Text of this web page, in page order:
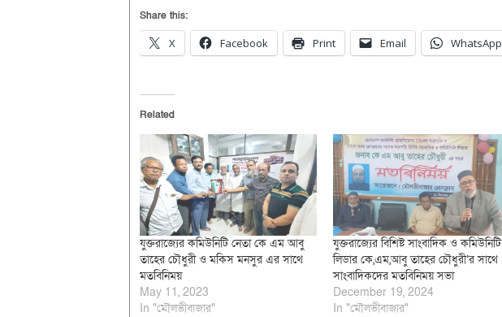
Share this:
X Facebook Print Email WhatsApp
Related
যুক্তরাজ্যের কমিউনিটি নেতা কে এম আবু
তাহের চৌধুরী ও মকিস মনসুর এর সাথে
মতবিনিময়
May 11, 2023
In "মৌলভীবাজার"
যুক্তরাজ্যের বিশিষ্ট সাংবাদিক ও কমিউনিটি
লিডার কে,এম,আবু তাহের চৌধুরী’র সাথে
সাংবাদিকদের মতবিনিময় সভা
December 19, 2024
In "মৌলভীবাজার"